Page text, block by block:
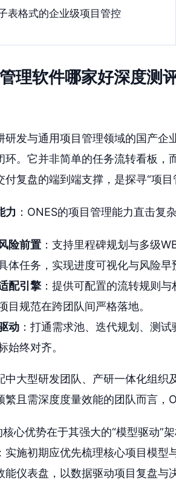
表格式的企业级项目管控
理软件哪家好深度测
研发与通用项目管理领域的国产
环。它并非简单的任务流转看板，
复盘的端到端支撑，是探寻“项目
力 ：ONES的项目管理能力直击复
险前置：支持里程碑规划与多级
体任务，实现进度可视化与风险早
配引擎：提供可配置的流转规则
目规范在跨团队间严格落地。
动：打通需求池、迭代规划、测
始终对齐。
中大型研发团队、产研一体化组
且需深度度量效能的团队而言，
核心优势在于其强大的“模型驱动”
实施初期应优先梳理核心项目模
能仪表盘，以数据驱动项目复盘与